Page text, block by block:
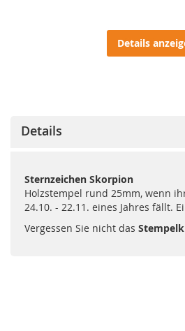
Details
Details
Sternzeichen Skorpion
Holzstempel rund 25mm, wenn
24.10. - 22.11. eines Jahres fällt.
Vergessen Sie nicht das